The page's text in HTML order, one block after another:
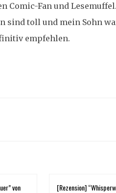
Comic-Fan und
toll und mein Sohn
empfehlen.
von
[Rezension]